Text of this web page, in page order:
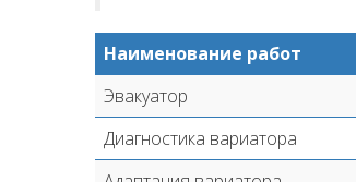
Наименование работ
Эвакуатор
Диагностика вариатора